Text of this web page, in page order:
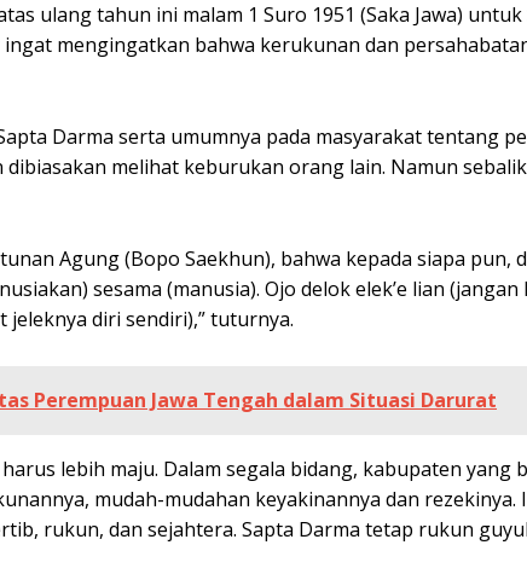
ulang tahun ini malam 1 Suro 1951 (Saka Jawa)
mengingatkan bahwa kerukunan dan
Darma serta umumnya pada masyarakat tentang
melihat keburukan orang lain. Namun
Agung (Bopo Saekhun), bahwa kepada siapa pun,
sesama (manusia). Ojo delok elek’e lian
jeleknya diri sendiri),” tuturnya.
Perempuan Jawa Tengah dalam Situasi Darurat
lebih maju. Dalam segala bidang, kabupaten yang
mudah-mudahan keyakinannya dan rezekinya.
rukun, dan sejahtera. Sapta Darma tetap rukun